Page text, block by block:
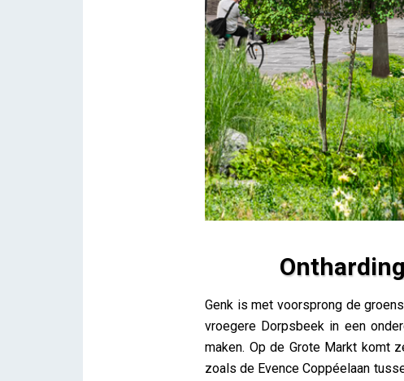
Ontharding centrum Genk &
Lieve Drooghmans
Genk is met voorsprong de
vroegere Dorpsbeek in een
maken. Op de Grote Markt komt
zoals de Evence Coppéelaan